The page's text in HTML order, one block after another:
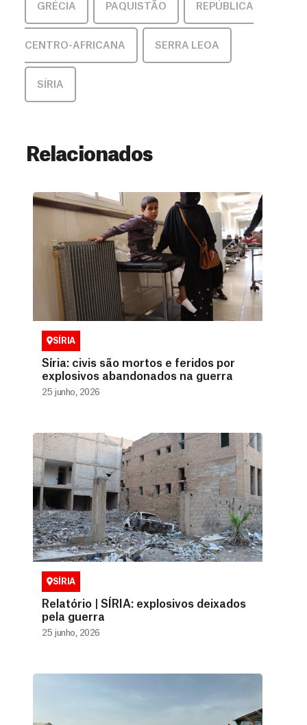
GRÉCIA PAQUISTÃO REPÚBLICA
CENTRO-AFRICANA SERRA LEOA
SÍRIA
Relacionados
SÍRIA
Síria: civis são mortos e feridos por
explosivos abandonados na guerra
25 junho, 2026
SÍRIA
Relatório | SÍRIA: explosivos deixados
pela guerra
25 junho, 2026